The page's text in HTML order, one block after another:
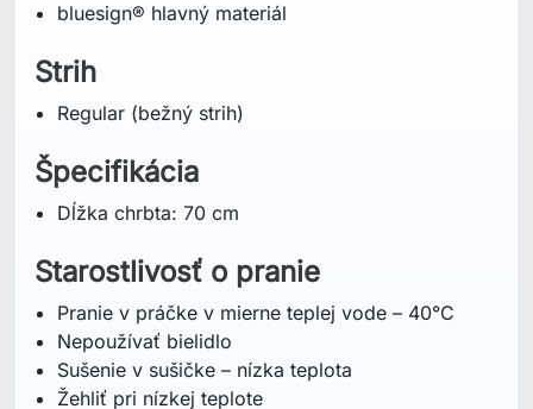
bluesign® hlavný materiál
Strih
Regular (bežný strih)
Špecifikácia
Dĺžka chrbta: 70 cm
Starostlivosť o pranie
Pranie v práčke v mierne teplej vode – 40°C
Nepoužívať bielidlo
Sušenie v sušičke – nízka teplota
Žehliť pri nízkej teplote